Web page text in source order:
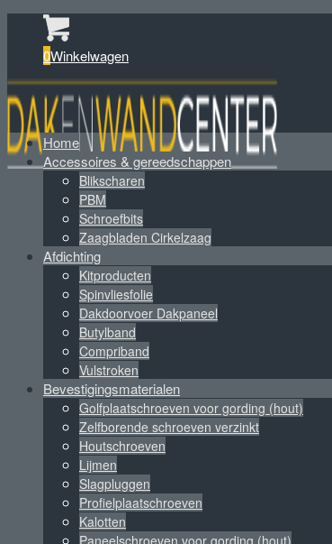
0Winkelwagen
Home
Accessoires & gereedschappen
Blikscharen
PBM
Schroefbits
Zaagbladen Cirkelzaag
Afdichting
Kitproducten
Spinvliesfolie
Dakdoorvoer Dakpaneel
Butylband
Compriband
Vulstroken
Bevestigingsmaterialen
Golfplaatschroeven voor gording (hout)
Zelfborende schroeven verzinkt
Houtschroeven
Lijmen
Slagpluggen
Profielplaatschroeven
Kalotten
Paneelschroeven voor gording (hout)